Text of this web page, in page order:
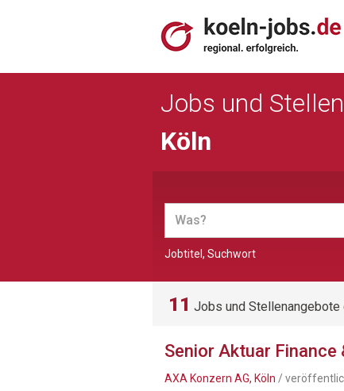
Jobs und
Köln
Jobtitel, Suchwort
11 Jobs und Stellenangebote
Senior Aktuar
AXA Konzern AG, Köln /